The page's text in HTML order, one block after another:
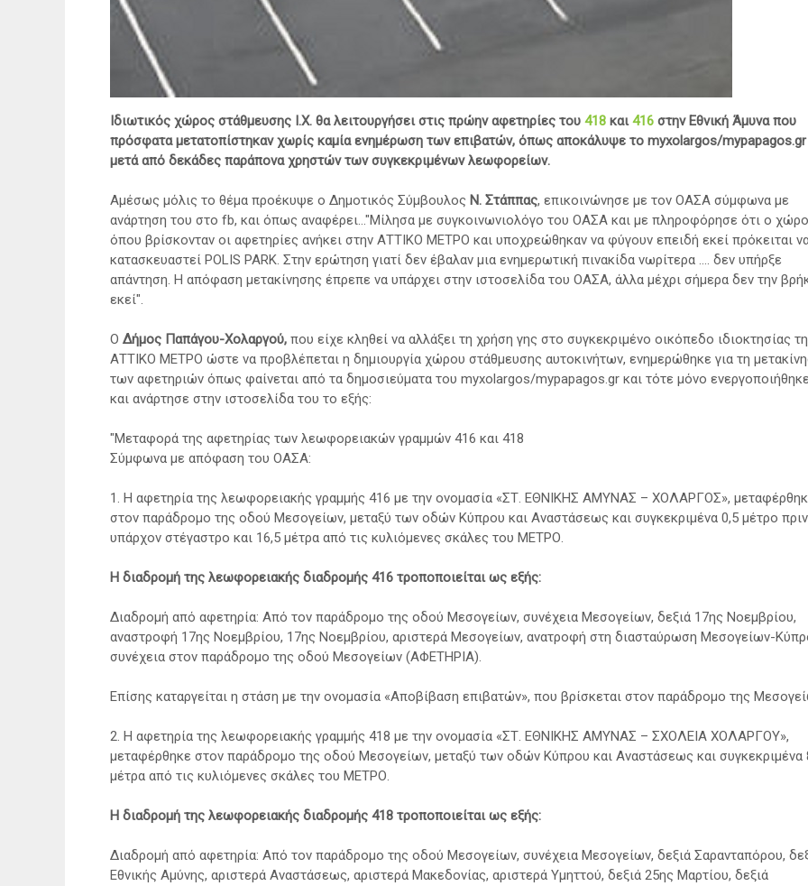
Ιδιωτικός χώρος στάθμευσης Ι.Χ. θα λειτουργήσει στις πρώην αφετηρίες του 418 και416 στην Εθνική Άμυνα που
πρόσφατα μετατοπίστηκαν χωρίς καμία ενημέρωση των επιβατών, όπως αποκάλυψε το myxolargos/mypapagos.gr
μετά από δεκάδες παράπονα χρηστών των συγκεκριμένων λεωφορείων.
Αμέσως μόλις το θέμα προέκυψε ο Δημοτικός Σύμβουλος Ν. Στάππας, επικοινώνησε με τον ΟΑΣΑ σύμφωνα με
ανάρτηση του στο fb, και όπως αναφέρει..."Μίλησα με συγκοινωνιολόγο του ΟΑΣΑ και με πληροφόρησε ότι ο
όπου βρίσκονταν οι αφετηρίες ανήκει στην ΑΤΤΙΚΟ ΜΕΤΡΟ και υποχρεώθηκαν να φύγουν επειδή εκεί πρόκειται
κατασκευαστεί POLIS PARK. Στην ερώτηση γιατί δεν έβαλαν μια ενημερωτική πινακίδα νωρίτερα .... δεν υπήρξε
απάντηση. Η απόφαση μετακίνησης έπρεπε να υπάρχει στην ιστοσελίδα του ΟΑΣΑ, άλλα μέχρι σήμερα δεν την
εκεί".
Ο Δήμος Παπάγου-Χολαργού, που είχε κληθεί να αλλάξει τη χρήση γης στο συγκεκριμένο οικόπεδο ιδιοκτησίας
ΑΤΤΙΚΟ ΜΕΤΡΟ ώστε να προβλέπεται η δημιουργία χώρου στάθμευσης αυτοκινήτων, ενημερώθηκε για τη
των αφετηριών όπως φαίνεται από τα δημοσιεύματα του myxolargos/mypapagos.gr και τότε μόνο ενεργοποιήθηκε
και ανάρτησε στην ιστοσελίδα του το εξής:
"Μεταφορά της αφετηρίας των λεωφορειακών γραμμών 416 και 418
Σύμφωνα με απόφαση του ΟΑΣΑ:
1. Η αφετηρία της λεωφορειακής γραμμής 416 με την ονομασία «ΣΤ. ΕΘΝΙΚΗΣ ΑΜΥΝΑΣ – ΧΟΛΑΡΓΟΣ»,
στον παράδρομο της οδού Μεσογείων, μεταξύ των οδών Κύπρου και Αναστάσεως και συγκεκριμένα 0,5 μέτρο
υπάρχον στέγαστρο και 16,5 μέτρα από τις κυλιόμενες σκάλες του ΜΕΤΡΟ.
Η διαδρομή της λεωφορειακής διαδρομής 416 τροποποιείται ως εξής:
Διαδρομή από αφετηρία: Από τον παράδρομο της οδού Μεσογείων, συνέχεια Μεσογείων, δεξιά 17ης Νοεμβρίου,
αναστροφή 17ης Νοεμβρίου, 17ης Νοεμβρίου, αριστερά Μεσογείων, ανατροφή στη διασταύρωση Μεσογείων-
συνέχεια στον παράδρομο της οδού Μεσογείων (ΑΦΕΤΗΡΙΑ).
Επίσης καταργείται η στάση με την ονομασία «Αποβίβαση επιβατών», που βρίσκεται στον παράδρομο της
2. Η αφετηρία της λεωφορειακής γραμμής 418 με την ονομασία «ΣΤ. ΕΘΝΙΚΗΣ ΑΜΥΝΑΣ – ΣΧΟΛΕΙΑ ΧΟΛΑΡΓΟΥ»,
μεταφέρθηκε στον παράδρομο της οδού Μεσογείων, μεταξύ των οδών Κύπρου και Αναστάσεως και συγκεκριμένα
μέτρα από τις κυλιόμενες σκάλες του ΜΕΤΡΟ.
Η διαδρομή της λεωφορειακής διαδρομής 418 τροποποιείται ως εξής:
Διαδρομή από αφετηρία: Από τον παράδρομο της οδού Μεσογείων, συνέχεια Μεσογείων, δεξιά Σαρανταπόρου,
Εθνικής Αμύνης, αριστερά Αναστάσεως, αριστερά Μακεδονίας, αριστερά Υμηττού, δεξιά 25ης Μαρτίου, δεξιά